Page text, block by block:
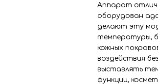
Аппарат
оборудован
делают эту
температуры,
кожных
воздействия
выставлять
функции,